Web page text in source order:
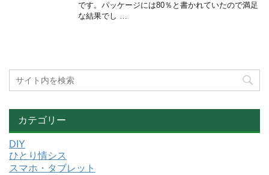
です。パッケージには80％と書かれていたので満足
な結果でし …
カテゴリー
DIY
ひとり情シス
スマホ・タブレット